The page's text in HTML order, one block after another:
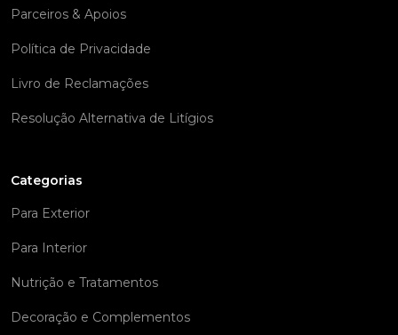
Parceiros & Apoios
Política de Privacidade
Livro de Reclamações
Resolução Alternativa de Litígios
Categorias
Para Exterior
Para Interior
Nutrição e Tratamentos
Decoração e Complementos